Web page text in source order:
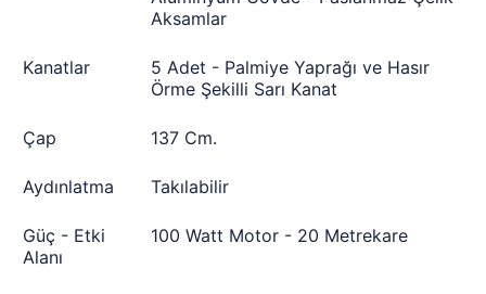
Aksamlar
Kanatlar
5 Adet - Palmiye Yaprağı ve Hasır
Örme Şekilli Sarı Kanat
Çap 137 Cm.
Aydınlatma Takılabilir
Güç - Etki
Alanı
100 Watt Motor - 20 Metrekare